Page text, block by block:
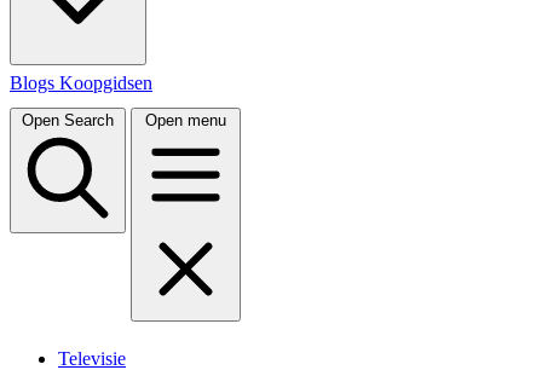
Blogs Koopgidsen
Open Search Open menu
Televisie